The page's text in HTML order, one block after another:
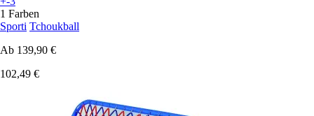
1 Farben
Sporti Tchoukball
Ab 139,90 €
102,49 €